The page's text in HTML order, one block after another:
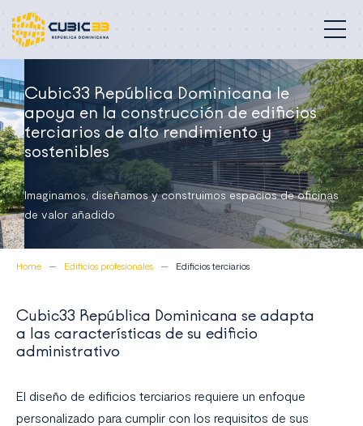
Cubic33 República Dominicana le
apoya en la construcción de edificios
terciarios de alto rendimiento y
sostenibles
Imaginamos, diseñamos y construimos espacios de oficinas
de valor añadido
Home Edificios profesionales Edificios terciarios
Cubic33 República Dominicana se adapta
a las características de su edificio
administrativo
El diseño de edificios terciarios requiere un enfoque
personalizado para cumplir con los requisitos de sus
Edificios profesionales
Nuestra misión
Compromisos
Quiénes somos
Contacto